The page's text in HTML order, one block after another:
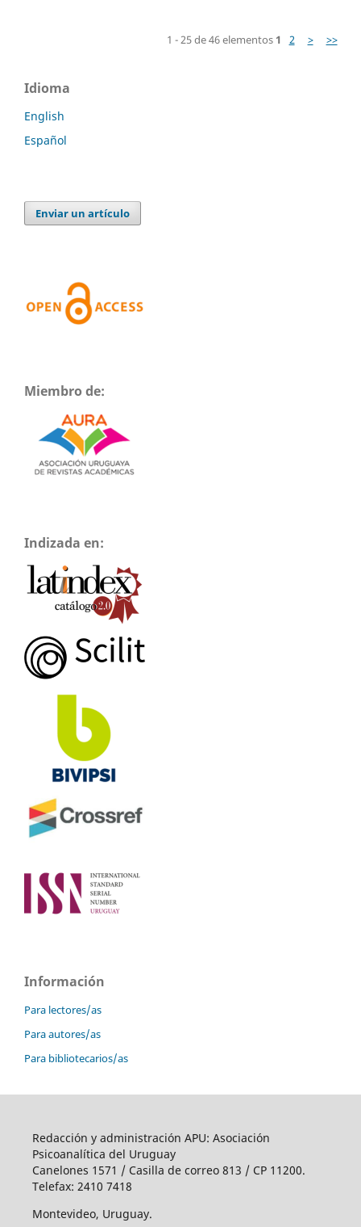
1 - 25 de 46 elementos 1 2 > >>
Idioma
English
Español
Enviar un artículo
Miembro de:
Indizada en:
Información
Para lectores/as
Para autores/as
Para bibliotecarios/as
Redacción y administración APU: Asociación
Psicoanalítica del Uruguay
Canelones 1571 / Casilla de correo 813 / CP 11200.
Telefax: 2410 7418
Montevideo, Uruguay.